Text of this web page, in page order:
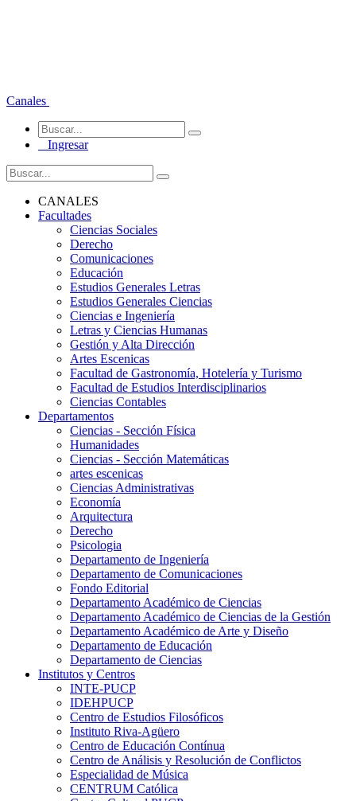
Canales
Ingresar
CANALES
Facultades
Ciencias Sociales
Derecho
Comunicaciones
Educación
Estudios Generales Letras
Estudios Generales Ciencias
Ciencias e Ingeniería
Letras y Ciencias Humanas
Gestión y Alta Dirección
Artes Escenicas
Facultad de Gastronomía, Hotelería y Turismo
Facultad de Estudios Interdisciplinarios
Ciencias Contables
Departamentos
Ciencias - Sección Física
Humanidades
Ciencias - Sección Matemáticas
artes escenicas
Ciencias Administrativas
Economía
Arquitectura
Derecho
Psicologia
Departamento de Ingeniería
Departamento de Comunicaciones
Fondo Editorial
Departamento Académico de Ciencias
Departamento Académico de Ciencias de la Gestión
Departamento Académico de Arte y Diseño
Departamento de Educación
Departamento de Ciencias
Institutos y Centros
INTE-PUCP
IDEHPUCP
Centro de Estudios Filosóficos
Instituto Riva-Agüero
Centro de Educación Contínua
Centro de Análisis y Resolución de Conflictos
Especialidad de Música
CENTRUM Católica